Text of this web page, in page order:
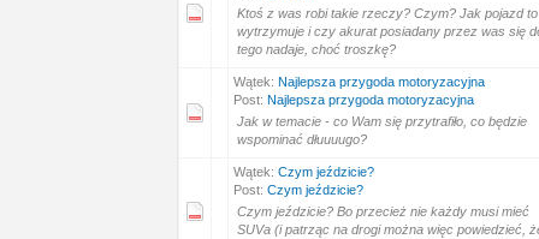
Ktoś z was robi takie rzeczy? Czym? Jak pojazd to
wytrzymuje i czy akurat posiadany przez was się
tego nadaje, choć troszkę?
Wątek: Najlepsza przygoda motoryzacyjna
Post: Najlepsza przygoda motoryzacyjna
Jak w temacie - co Wam się przytrafiło, co będzie
wspominać dłuuuugo?
Wątek: Czym jeździcie?
Post: Czym jeździcie?
Czym jeździcie? Bo przecież nie każdy musi mieć
SUVa (i patrząc na drogi można więc powiedzieć,